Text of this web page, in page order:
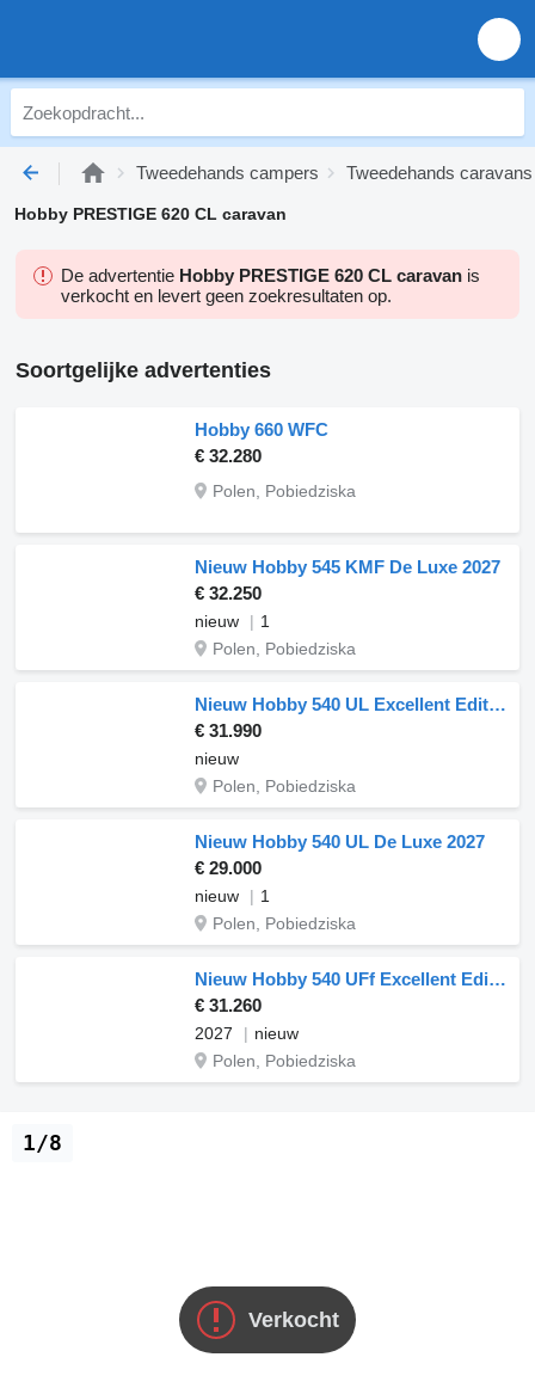
Tweedehands campers Tweedehands caravans
Hobby PRESTIGE 620 CL caravan
De advertentie Hobby PRESTIGE 620 CL caravan is
verkocht en levert geen zoekresultaten op.
Soortgelijke advertenties
Hobby 660 WFC
€ 32.280
Polen, Pobiedziska
Nieuw Hobby 545 KMF De Luxe 2027
€ 32.250
nieuw
1
Polen, Pobiedziska
Nieuw Hobby 540 UL Excellent Edition 2027
€ 31.990
nieuw
Polen, Pobiedziska
Nieuw Hobby 540 UL De Luxe 2027
€ 29.000
nieuw
1
Polen, Pobiedziska
Nieuw Hobby 540 UFf Excellent Edition
€ 31.260
2027
nieuw
Polen, Pobiedziska
Verkocht
1/8